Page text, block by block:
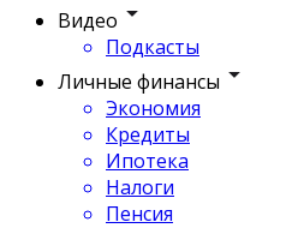
Видео
Подкасты
Личные финансы
Экономия
Кредиты
Ипотека
Налоги
Пенсия